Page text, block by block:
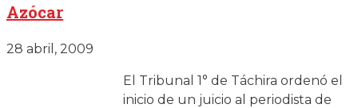
Azócar
28 abril, 2009
El Tribunal 1° de Táchira ordenó el
inicio de un juicio al periodista de